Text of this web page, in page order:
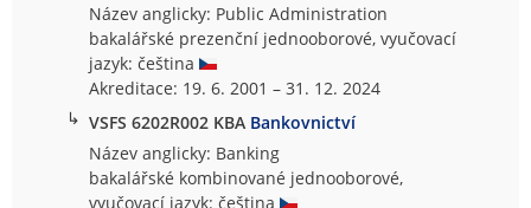
Název anglicky: Public Administration
bakalářské prezenční jednooborové, vyučovací
jazyk: čeština
Akreditace: 19. 6. 2001 – 31. 12. 2024
↳ VSFS 6202R002 KBA Bankovnictví
Název anglicky: Banking
bakalářské kombinované jednooborové,
vyučovací jazyk: čeština